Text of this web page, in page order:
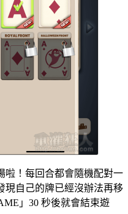
啦！每回合都會隨機配對一
現自己的牌已經沒辦法再移
」30 秒後就會結束遊